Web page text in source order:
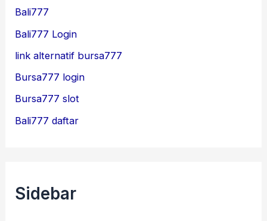
Bali777
Bali777 Login
link alternatif bursa777
Bursa777 login
Bursa777 slot
Bali777 daftar
Sidebar